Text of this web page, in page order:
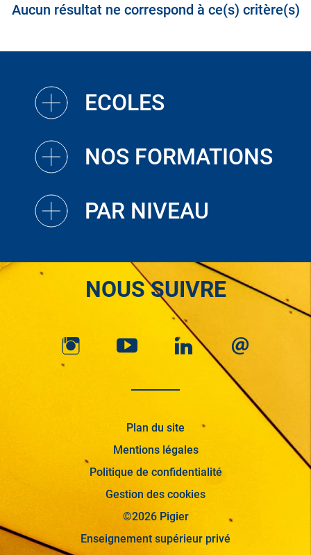
Aucun résultat ne correspond à ce(s) critère(s)
ECOLES
NOS FORMATIONS
PAR NIVEAU
NOUS SUIVRE
Plan du site
Mentions légales
Politique de confidentialité
Gestion des cookies
©2026 Pigier
Enseignement supérieur privé